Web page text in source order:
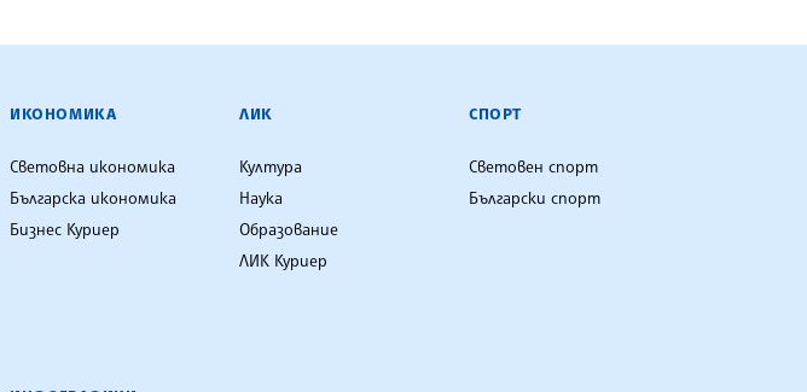
ИКОНОМИКА
Световна икономика
Българска икономика
Бизнес Куриер
ЛИК
Култура
Наука
Образование
ЛИК Куриер
СПОРТ
Световен спорт
Български спорт